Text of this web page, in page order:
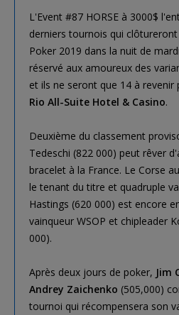
L'Event #87 HORSE à 3000$
derniers tournois qui
Poker 2019 dans la nuit de
réservé aux amoureux des
et ils ne seront que 14 à
Rio All-Suite Hotel & Casino.
Deuxième du classement
Tedeschi (822 000) peut rêver
bracelet à la France. Le Corse
le tenant du titre et quadruple
Hastings (620 000) est encore
vainqueur WSOP et chipleader
000).
Après deux jours de poker, Jim
Andrey Zaichenko (505,000)
tournoi qui récompensera son